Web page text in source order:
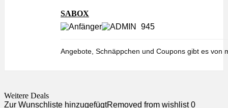
SABOX
945
Angebote, Schnäppchen und Coupons gibt es von
Weitere Deals
Zur Wunschliste hinzugefügtRemoved from wishlist 0